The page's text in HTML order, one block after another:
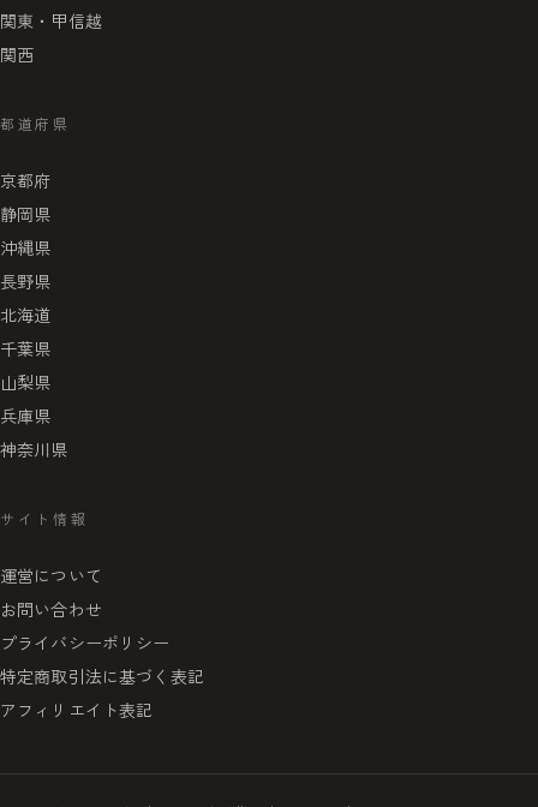
関東・甲信越
関西
都道府県
京都府
静岡県
沖縄県
長野県
北海道
千葉県
山梨県
兵庫県
神奈川県
サイト情報
運営について
お問い合わせ
プライバシーポリシー
特定商取引法に基づく表記
アフィリエイト表記